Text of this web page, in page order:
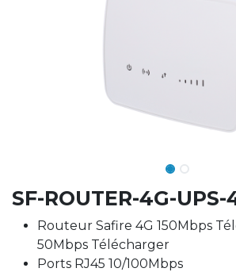
SF-ROUTER-4G-UPS-
Routeur Safire 4G 150Mbps
50Mbps Télécharger
Ports RJ45 10/100Mbps